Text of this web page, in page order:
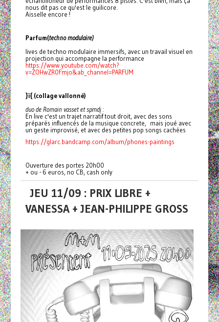
nous dit pas ce qu'est le guilicore.
Aisselle encore !
Parfum(techno modulaire)
lives de techno modulaire immersifs, avec un travail visuel en
projection qui accompagne la performance
https://www.youtube.com/watch?
v=ZOHwZR0Fmjo&ab_channel=PARFUM
}ï{ (collage vallonné)
duo de Romain vasset et spmdj :
En live c'est un trajet narratif tout droit, avec des sons
préparés influencés de la musique concrete, mais joué avec
un geste improvisé, et avec des petites pop songs cachées
https://glarc.bandcamp.com/album/phones-paintings
Ouverture des portes 20h00
+ ou - 6 euros, no CB, cash only
JEU 11/09 : PRIX LIBRE +
VANESSA + JEAN-PHILIPPE GROSS